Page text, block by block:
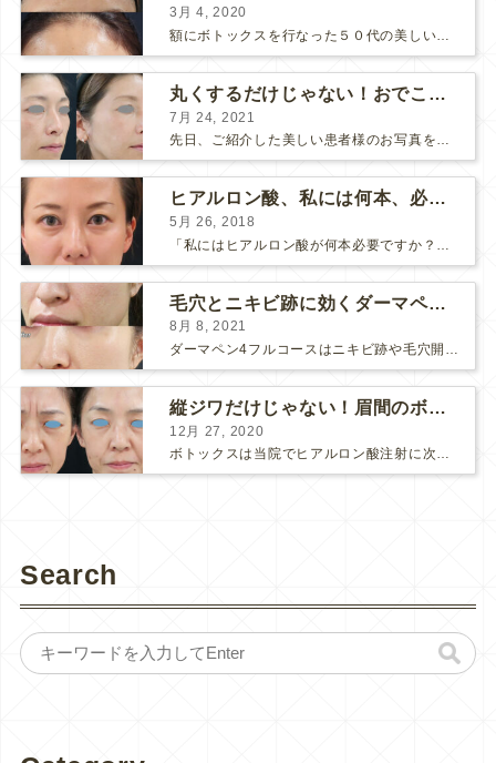
3月 4, 2020
額にボトックスを行なった５０代の美しい女性です。 エイジングとともに横ジワが目立つようになって、 キメが乱れてツヤが無くなってきます。 ボトックスを額に注射すると 横ジワが目立たなくな...
丸くするだけじゃない！おでこのヒアルロン酸注射
7月 24, 2021
先日、ご紹介した美しい患者様のお写真を使わせていただいて、おでこのヒアルロン酸注射について説明します。 （≫ 写真の患者様の経過はこちら『２年間で若返って綺麗になられた患者様』） なぜおでこに...
ヒアルロン酸、私には何本、必要ですか？
5月 26, 2018
毛穴とニキビ跡に効くダーマペン４フルコース
8月 8, 2021
ダーマペン4フルコースはニキビ跡や毛穴開きで悩まれている方に自信を持ってお勧めできる美肌治療です。 ↑ ダーマペン4フルコースを4回行いました。 ニキビ跡と毛穴開きが改善して肌のキメが整いまし...
縦ジワだけじゃない！眉間のボトックス注射
12月 27, 2020
ボトックスは当院でヒアルロン酸注射に次いで人気のある治療です。 私自身、美容治療が制限されていた妊娠・授乳中に一番やりたかったのはボトックスで、 「ボトックスが世の中から無くなったら困る！」と...
Search